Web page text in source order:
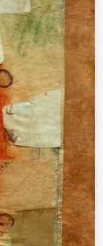
nu debout près d'un
arbre.